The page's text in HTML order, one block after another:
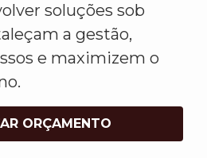
soluções sob
a gestão,
e maximizem o
ORÇAMENTO